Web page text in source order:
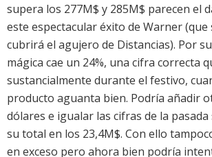
supera los 277M$ y 285M$ parecen el
este espectacular éxito de Warner
cubrirá el agujero de Distancias). Por
mágica cae un 24%, una cifra correcta
sustancialmente durante el festivo,
producto aguanta bien. Podría añadir
dólares e igualar las cifras de la
su total en los 23,4M$. Con ello
en exceso pero ahora bien podría